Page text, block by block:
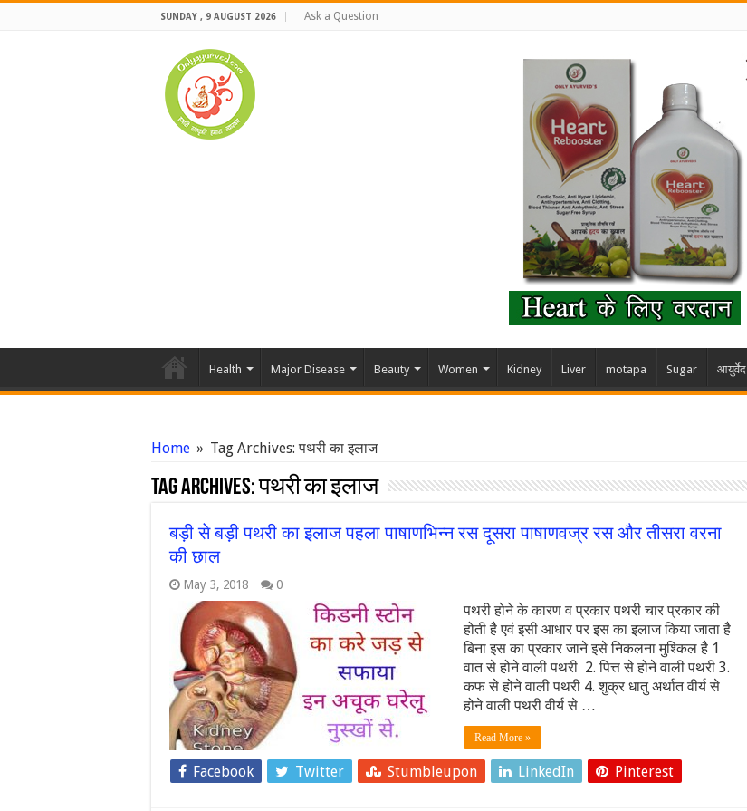
SUNDAY , 9 AUGUST 2026 Ask a Question
Health Major Disease Beauty Women Kidney Liver motapa Sugar आयुर्वेद
Home » Tag Archives: पथरी का इलाज
Tag Archives:पथरी का इलाज
बड़ी से बड़ी पथरी का इलाज पहला पाषाणभिन्न रस दूसरा पाषाणवज्र रस और तीसरा वरना
की छाल
May 3, 2018 0
पथरी होने के कारण व प्रकार पथरी चार प्रकार की
होती है एवं इसी आधार पर इस का इलाज किया जाता है
बिना इस का प्रकार जाने इसे निकलना मुश्किल है 1
वात से होने वाली पथरी 2. पित्त से होने वाली पथरी 3.
कफ से होने वाली पथरी 4. शुक्र धातु अर्थात वीर्य से
होने वाली पथरी वीर्य से …
Read More »
Facebook Twitter Stumbleupon LinkedIn Pinterest